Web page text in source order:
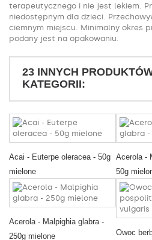
terapeutycznego i nie jest lekiem.
niedostępnym dla dzieci.
ciemnym miejscu. Minimalny okres
podany jest na opakowaniu.
23 INNYCH
KATEGORII:
Acai - Euterpe oleracea - 50g
mielone
Acerola -
50g
Acerola - Malpighia glabra -
250g mielone
Owoc